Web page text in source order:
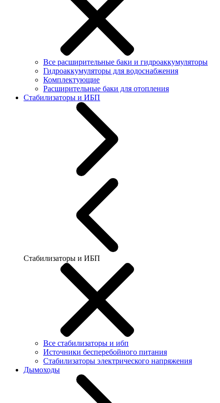
Все расширительные баки и гидроаккумуляторы
Гидроаккумуляторы для водоснабжения
Комплектующие
Расширительные баки для отопления
Стабилизаторы и ИБП
Стабилизаторы и ИБП
Все стабилизаторы и ибп
Источники бесперебойного питания
Стабилизаторы электрического напряжения
Дымоходы